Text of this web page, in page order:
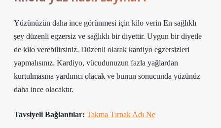
Yüzünüzün daha ince görünmesi için kilo verin En sağlıklı
şey düzenli egzersiz ve sağlıklı bir diyettir. Uygun bir diyetle
de kilo verebilirsiniz. Düzenli olarak kardiyo egzersizleri
yapmalısınız. Kardiyo, vücudunuzun fazla yağlardan
kurtulmasına yardımcı olacak ve bunun sonucunda yüzünüz
daha ince olacaktır.
Tavsiyeli Bağlantılar: Takma Tırnak Adı Ne